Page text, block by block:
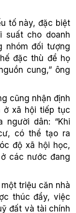
tố này, đặc biệt
suất cho doanh
nhóm đối tượng
đặc thù để họ
cung,” ông
cũng nhận định
ở xã hội tiếp tục
dân: “Khi
có thể tạo ra
độ xã hội học,
các nước đang
triệu căn nhà
thúc đẩy, việc
đất và tài chính